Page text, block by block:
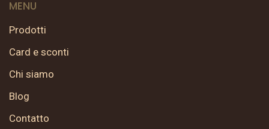
MENU
Prodotti
Card e sconti
Chi siamo
Blog
Contatto